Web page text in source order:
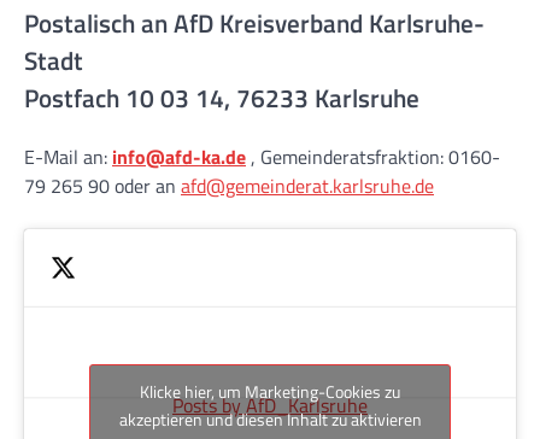
Postalisch an AfD Kreisverband Karlsruhe-
Stadt
Postfach 10 03 14, 76233 Karlsruhe
E-Mail an: info@afd-ka.de , Gemeinderatsfraktion: 0160-
79 265 90 oder an afd@gemeinderat.karlsruhe.de
Posts by AfD_Karlsruhe
Klicke hier, um Marketing-Cookies zu
akzeptieren und diesen Inhalt zu aktivieren